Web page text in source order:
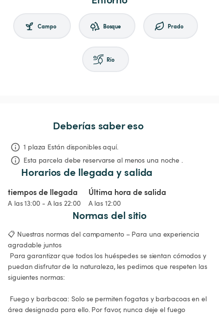
Campo Bosque Prado
Río
Deberías saber eso
1 plaza Están disponibles aquí.
Esta parcela debe reservarse al menos una noche .
Horarios de llegada y salida
tiempos de llegada
A las 13:00 - A las 22:00
Última hora de salida
A las 12:00
Normas del sitio
📋 Nuestras normas del campamento – Para una experiencia
agradable juntos
puedan disfrutar de la naturaleza, les pedimos que respeten las
siguientes normas:
área designada para ello. Por favor, nunca deje el fuego